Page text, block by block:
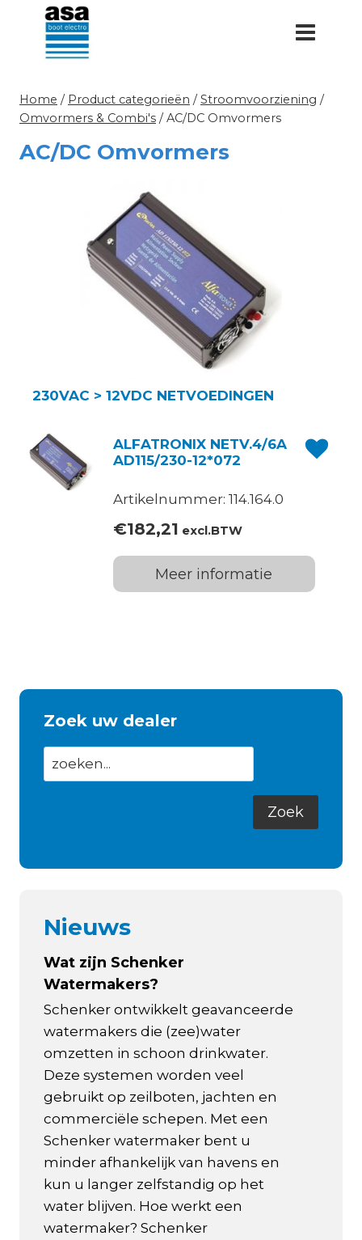
Doorgaan
inhoud
Home / Product categorieën / Stroomvoorziening /
Omvormers & Combi's / AC/DC Omvormers
AC/DC Omvormers
230VAC > 12VDC NETVOEDINGEN
ALFATRONIX NETV.4/6A
AD115/230-12*072
Artikelnummer: 114.164.0
€182,21 excl.BTW
Meer informatie
Zoek uw dealer
Nieuws
Wat zijn Schenker
Watermakers?
Schenker ontwikkelt geavanceerde
watermakers die (zee)water
omzetten in schoon drinkwater.
Deze systemen worden veel
gebruikt op zeilboten, jachten en
commerciële schepen. Met een
Schenker watermaker bent u
minder afhankelijk van havens en
kun u langer zelfstandig op het
water blijven. Hoe werkt een
watermaker? Schenker